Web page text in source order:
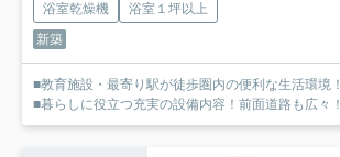
浴室乾燥機
浴室１坪以上
新築
■教育施設・最寄り駅が徒歩圏内の便利な生活環境！
■暮らしに役立つ充実の設備内容！前面道路も広々！